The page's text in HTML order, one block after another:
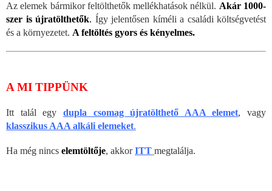
Az elemek bármikor feltölthetők mellékhatások nélkül. Akár 1000-
szer is újratölthetők. Így jelentősen kíméli a családi költségvetést
és a környezetet. A feltöltés gyors és kényelmes.
A MI TIPPÜNK
Itt talál egy dupla csomag újratölthető AAA elemet, vagy
klasszikus AAA alkáli elemeket.
Ha még nincs elemtöltője, akkorITT megtalálja.